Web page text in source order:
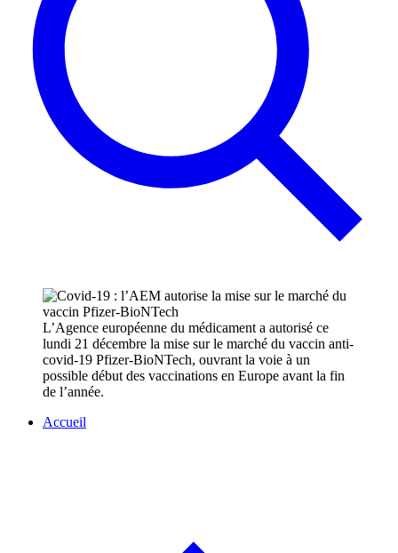
L’Agence européenne du médicament a autorisé ce
lundi 21 décembre la mise sur le marché du vaccin anti-
covid-19 Pfizer-BioNTech, ouvrant la voie à un
possible début des vaccinations en Europe avant la fin
de l’année.
Accueil